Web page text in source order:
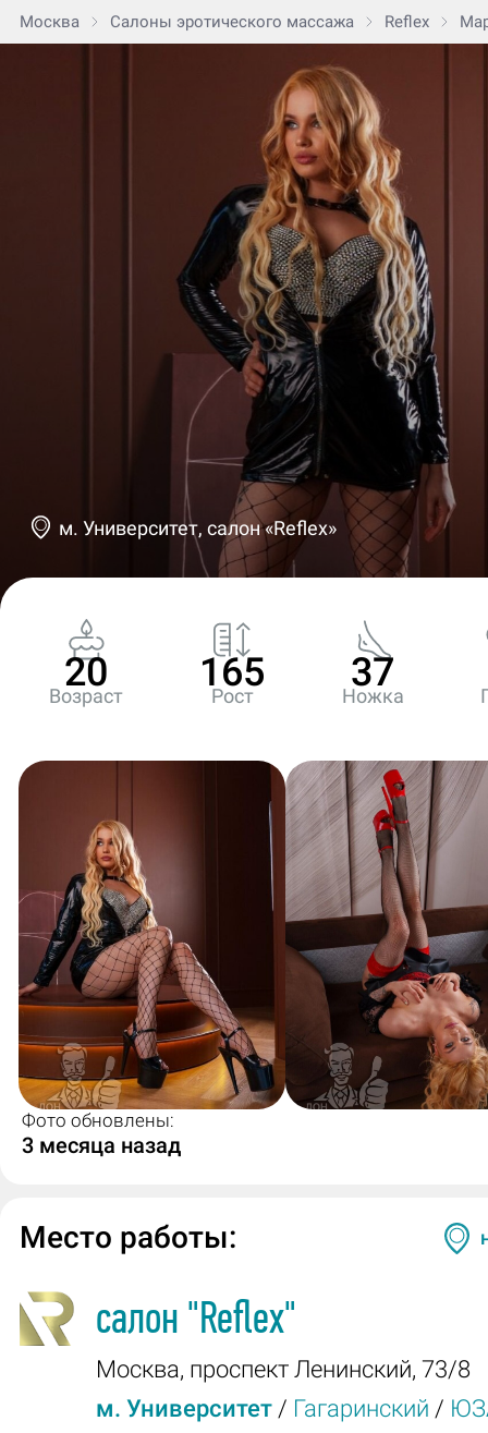
Москва Салоны эротического массажа Reflex
м. Университет, салон «Reflex»
20
Возраст
165
Рост
37
Ножка
Фото обновлены:
3 месяца назад
Место работы:
салон "Reflex"
Москва, проспект Ленинский, 73/8
м. Университет / Гагаринский /